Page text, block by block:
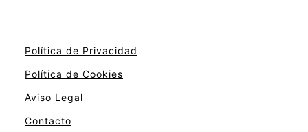
Política de Privacidad
Política de Cookies
Aviso Legal
Contacto